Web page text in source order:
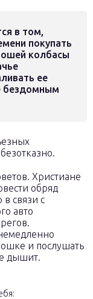
в том,
покупать
колбасы
ее
бездомным
Христиане
обряд
в связи с
авто
и послушать
дышит.